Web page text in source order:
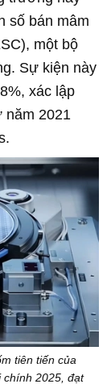
số bán mâm
một bộ
Sự kiện này
xác lập
năm 2021
tiên tiến của
chính 2025, đạt